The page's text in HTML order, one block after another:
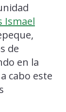
Ismael
de
en la
cabo este